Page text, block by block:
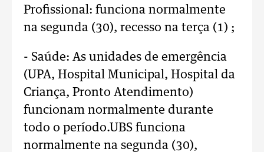
Profissional: funciona normalmente
na segunda (30), recesso na terça (1) ;
- Saúde: As unidades de emergência
(UPA, Hospital Municipal, Hospital da
Criança, Pronto Atendimento)
funcionam normalmente durante
todo o período.UBS funciona
normalmente na segunda (30),